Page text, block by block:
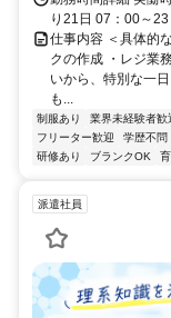
り21日 07：00～
仕事内容 ＜具体的
クの作成 ・レジ業
いから、特別な一
も...
制服あり 業界未経験者歓
フリーター歓迎
学歴不問
研修あり
ブランクOK
派遣社員